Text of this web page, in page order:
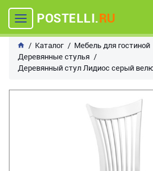
POSTELLI.RU
Каталог Мебель для гостиной
Деревянные стулья
Деревянный стул Лидиос серый